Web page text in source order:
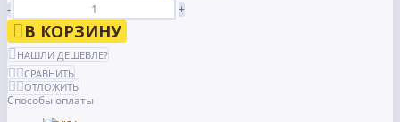
-
+
В КОРЗИНУ
НАШЛИ ДЕШЕВЛЕ?
СРАВНИТЬ
ОТЛОЖИТЬ
Способы оплаты